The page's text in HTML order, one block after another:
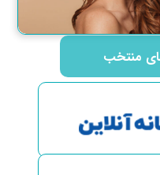
منتخب